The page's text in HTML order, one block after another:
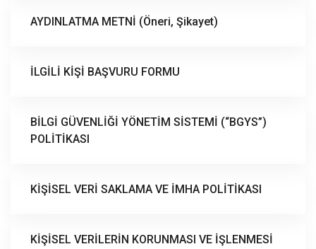
AYDINLATMA METNİ (Öneri, Şikayet)
İLGİLİ KİŞİ BAŞVURU FORMU
BİLGİ GÜVENLİĞİ YÖNETİM SİSTEMİ (“BGYS”)
POLİTİKASI
KİŞİSEL VERİ SAKLAMA VE İMHA POLİTİKASI
KİŞİSEL VERİLERİN KORUNMASI VE İŞLENMESİ